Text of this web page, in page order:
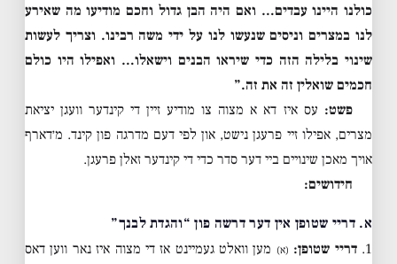
כולנו היינו עבדים… ואם היה הבן גדול וחכם מודיעו מה שאירע
לנו במצרים וניסים שנעשו לנו על ידי משה רבינו. וצריך לעשות
שינוי בלילה הזה כדי שיראו הבנים וישאלו… ואפילו היו כולם
חכמים שואלין זה את זה.”
פשט: עס איז דא א מצוה צו מודיע זיין די קינדער וועגן יציאת
מצרים, אפילו זיי פרעגן נישט, און לפי דעם מדרגה פון קינד. מ׳דארף
אויך מאכן שינויים ביי דער סדר כדי די קינדער זאלן פרעגן.
חידושים:
א. דריי שטופן אין דער דרשה פון “והגדת לבנך”
1. דריי שטופן: (א) מען וואלט געמיינט אז די מצוה איז נאר ווען דאס